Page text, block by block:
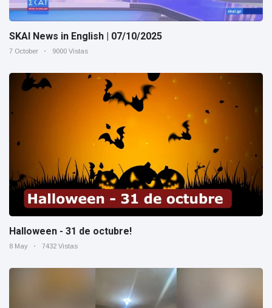
SKAI News in English | 07/10/2025
7 October 9000 Vistas
Halloween - 31 de octubre!
8 May 7432 Vistas